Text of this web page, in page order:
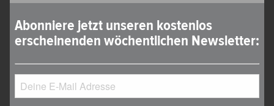
Abonniere jetzt unseren kostenlos
erscheinenden wöchentlichen Newsletter: